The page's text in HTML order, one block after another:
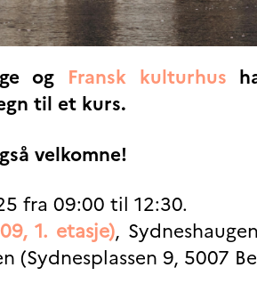
og Fransk kulturhus
til et kurs.
velkomne!
fra 09:00 til 12:30.
1. etasje),
(Sydnesplassen 9, 5007